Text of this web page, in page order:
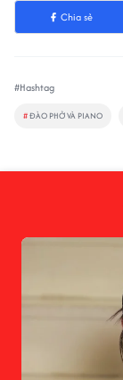
Chia sẻ
#Hashtag
#ĐÀO PHỞ VÀ PIANO